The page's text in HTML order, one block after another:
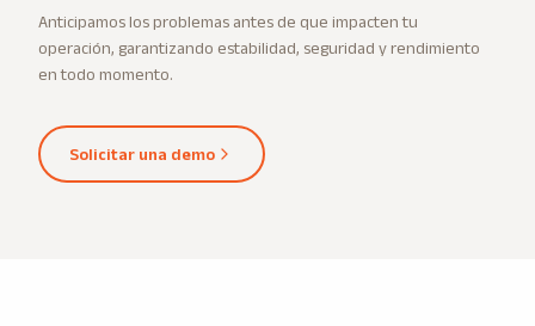
Anticipamos los problemas antes de que impacten tu
operación, garantizando estabilidad, seguridad y rendimiento
en todo momento.
Solicitar una demo